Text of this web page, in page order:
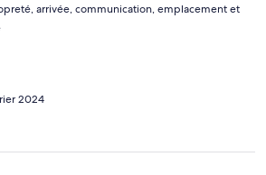
arrivée, communication, emplacement et
2024